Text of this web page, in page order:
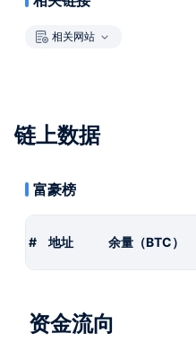
相关网站
链上数据
富豪榜
# 地址 余量（BTC）
资金流向